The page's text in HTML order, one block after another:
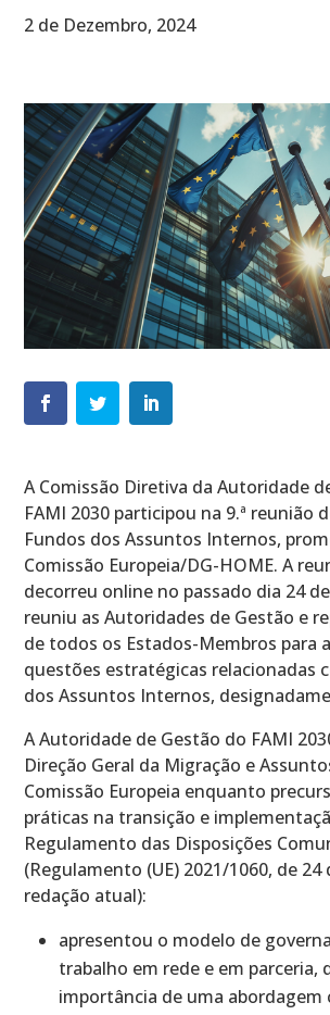
2 de Dezembro, 2024
A Comissão Diretiva da Autoridade
FAMI 2030 participou na 9.ª reunião
Fundos dos Assuntos Internos,
Comissão Europeia/DG-HOME. A
decorreu online no passado dia 24
reuniu as Autoridades de Gestão e
de todos os Estados-Membros para
questões estratégicas relacionadas
dos Assuntos Internos,
A Autoridade de Gestão do FAMI
Direção Geral da Migração e
Comissão Europeia enquanto
práticas na transição e
Regulamento das Disposições
(Regulamento (UE) 2021/1060, de
redação atual):
apresentou o modelo de
trabalho em rede e em parceria,
importância de uma abordagem